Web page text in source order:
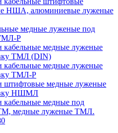
НША, алюминиевые луженые
медные луженые под
Р
кабельные медные луженые
ТМЛ (DIN)
кабельные медные луженые
ТМЛ-Р
штифтовые медные луженые
НШМЛ
кабельные медные под
медные луженые ТМЛ.